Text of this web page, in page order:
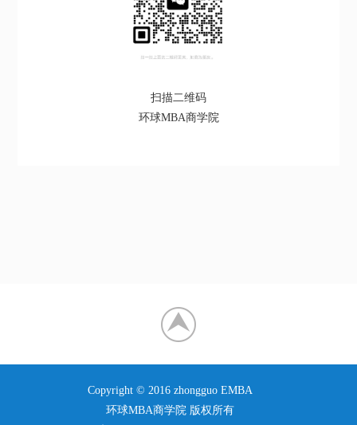
扫描二维码
环球MBA商学院
Copyright © 2016 zhongguo EMBA
环球MBA商学院 版权所有